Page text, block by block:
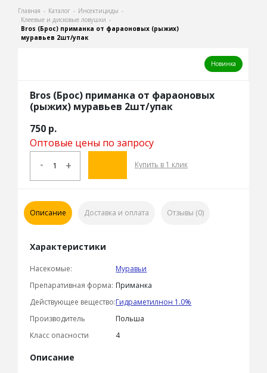
Главная - Каталог - Инсектициды -
Клеевые и дисковые ловушки -
Bros (Брос) приманка от фараоновых (рыжих)
муравьев 2шт/упак
Новинка
Bros (Брос) приманка от фараоновых
(рыжих) муравьев 2шт/упак
750 р.
Оптовые цены по запросу
- + Купить в 1 клик
Описание Доставка и оплата Отзывы (0)
Характеристики
Насекомые:
Муравьи
Препаративная форма: Приманка
Действующее вещество:Гидраметилнон 1.0%
Производитель
Польша
Класс опасности
4
Описание